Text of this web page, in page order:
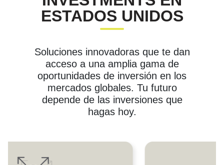
ESTADOS UNIDOS
Soluciones innovadoras que te dan
acceso a una amplia gama de
oportunidades de inversión en los
mercados globales. Tu futuro
depende de las inversiones que
hagas hoy.